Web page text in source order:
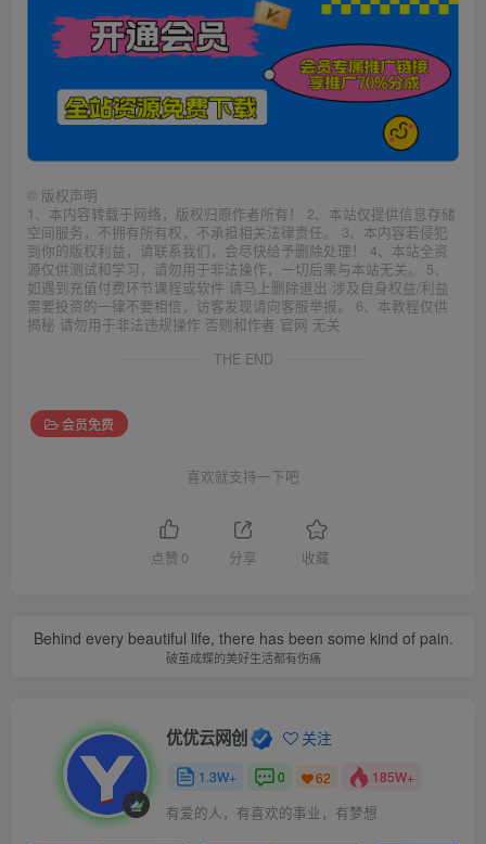
© 版权声明
1、本内容转载于网络，版权归原作者所有！ 2、本站仅提供信息存储
空间服务，不拥有所有权，不承担相关法律责任。 3、本内容若侵犯
到你的版权利益，请联系我们，会尽快给予删除处理！ 4、本站全资
源仅供测试和学习，请勿用于非法操作，一切后果与本站无关。 5、
如遇到充值付费环节课程或软件 请马上删除退出 涉及自身权益/利益
需要投资的一律不要相信，访客发现请向客服举报。 6、本教程仅供
揭秘 请勿用于非法违规操作 否则和作者 官网 无关
THE END
会员免费
喜欢就支持一下吧
点赞 0 分享 收藏
Behind every beautiful life, there has been some kind of pain.
破茧成蝶的美好生活都有伤痛
优优云网创 关注
1.3W+ 0 62 185W+
有爱的人，有喜欢的事业，有梦想